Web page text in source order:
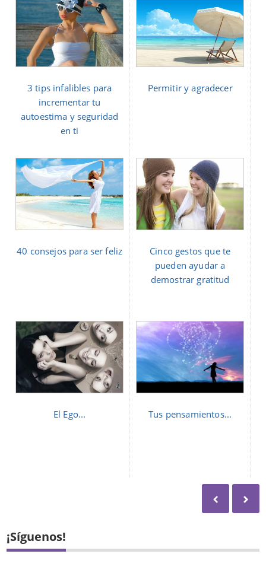
3 tips infalibles para
incrementar tu
autoestima y seguridad
en ti
Permitir y agradecer
40 consejos para ser feliz
Cinco gestos que te
pueden ayudar a
demostrar gratitud
El Ego... Tus pensamientos...
¡Síguenos!